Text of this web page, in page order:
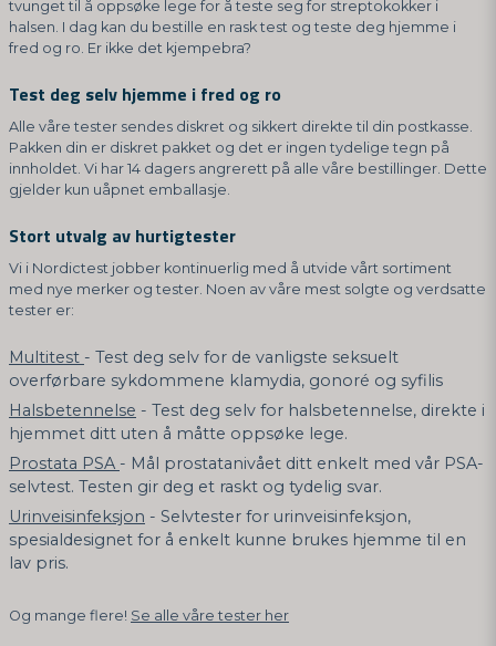
tvunget til å oppsøke lege for å teste seg for streptokokker i
halsen. I dag kan du bestille en rask test og teste deg hjemme i
fred og ro. Er ikke det kjempebra?
Test deg selv hjemme i fred og ro
Alle våre tester sendes diskret og sikkert direkte til din postkasse.
Pakken din er diskret pakket og det er ingen tydelige tegn på
innholdet. Vi har 14 dagers angrerett på alle våre bestillinger. Dette
gjelder kun uåpnet emballasje.
Stort utvalg av hurtigtester
Vi i Nordictest jobber kontinuerlig med å utvide vårt sortiment
med nye merker og tester. Noen av våre mest solgte og verdsatte
tester er:
Multitest - Test deg selv for de vanligste seksuelt
overførbare sykdommene klamydia, gonoré og syfilis
Halsbetennelse - Test deg selv for halsbetennelse, direkte i
hjemmet ditt uten å måtte oppsøke lege.
Prostata PSA - Mål prostatanivået ditt enkelt med vår PSA-
selvtest. Testen gir deg et raskt og tydelig svar.
Urinveisinfeksjon - Selvtester for urinveisinfeksjon,
spesialdesignet for å enkelt kunne brukes hjemme til en
lav pris.
Og mange flere! Se alle våre tester her